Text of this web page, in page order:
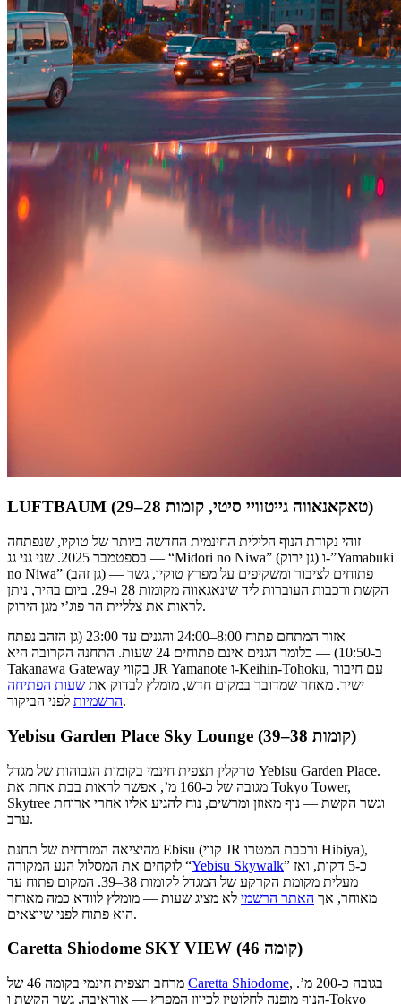
LUFTBAUM (טאקאנאווה גייטוויי סיטי, קומות 28–29)
זוהי נקודת הנוף הלילית החינמית החדשה ביותר של טוקיו, שנפתחה
בספטמבר 2025. שני גני גג — “Midori no Niwa” (גן ירוק) ו-”Yamabuki
no Niwa” (גן זהב) — פתוחים לציבור ומשקיפים על מפרץ טוקיו, גשר
הקשת ורכבות העוברות ליד שינאגאווה מקומות 28 ו-29. ביום בהיר, ניתן
לראות את צלליית הר פוג’י מגן הירוק.
אזור המתחם פתוח 8:00–24:00 והגנים עד 23:00 (גן הזהב נפתח
ב-10:50) — כלומר הגנים אינם פתוחים 24 שעות. התחנה הקרובה היא
Takanawa Gateway בקווי JR Yamanote ו-Keihin-Tohoku, עם חיבור
ישיר. מאחר שמדובר במקום חדש, מומלץ לבדוק את שעות הפתיחה
הרשמיותלפני הביקור.
Yebisu Garden Place Sky Lounge (קומות 38–39)
טרקלין תצפית חינמי בקומות הגבוהות של מגדל Yebisu Garden Place.
מגובה של כ-160 מ’, אפשר לראות בבת אחת את Tokyo Tower,
Skytree וגשר הקשת — נוף מאוזן ומרשים, נוח להגיע אליו אחרי ארוחת
ערב.
מהיציאה המזרחית של תחנת Ebisu (קווי JR ורכבת המטרו Hibiya),
לוקחים את המסלול הנע המקורה “Yebisu Skywalk” כ-5 דקות, ואז
מעלית מקומת הקרקע של המגדל לקומות 38–39. המקום פתוח עד
מאוחר, אך האתר הרשמי לא מציג שעות — מומלץ לוודא כמה מאוחר
הוא פתוח לפני שיוצאים.
Caretta Shiodome SKY VIEW (קומה 46)
Caretta Shiodome, בגובה כ-200 מ’.
הנוף מופנה לחלוטין לכיוון המפרץ — אודאיבה, גשר הקשת ו-Tokyo